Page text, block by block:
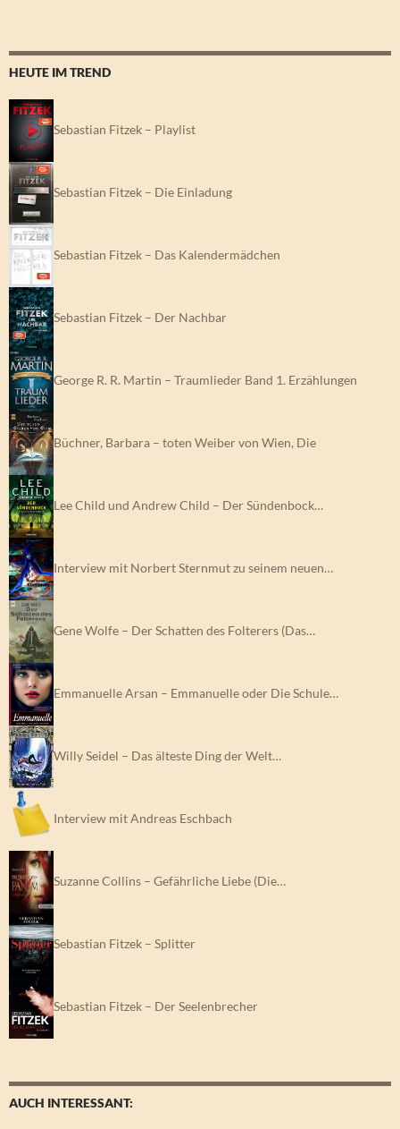
HEUTE IM TREND
Sebastian Fitzek – Playlist
Sebastian Fitzek – Die Einladung
Sebastian Fitzek – Das Kalendermädchen
Sebastian Fitzek – Der Nachbar
George R. R. Martin – Traumlieder Band 1. Erzählungen
Büchner, Barbara – toten Weiber von Wien, Die
Lee Child und Andrew Child – Der Sündenbock…
Interview mit Norbert Sternmut zu seinem neuen…
Gene Wolfe – Der Schatten des Folterers (Das…
Emmanuelle Arsan – Emmanuelle oder Die Schule…
Willy Seidel – Das älteste Ding der Welt…
Interview mit Andreas Eschbach
Suzanne Collins – Gefährliche Liebe (Die…
Sebastian Fitzek – Splitter
Sebastian Fitzek – Der Seelenbrecher
AUCH INTERESSANT: